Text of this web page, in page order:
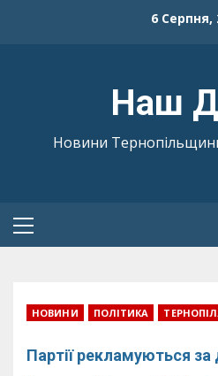
6 Серпня,
Наш
Новини
Primary
НОВИНИ ПОЛІТИКА
Партії рекламуються